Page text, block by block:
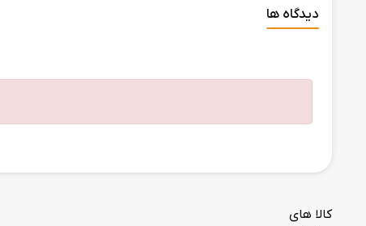
دیدگاه ها
کالا های